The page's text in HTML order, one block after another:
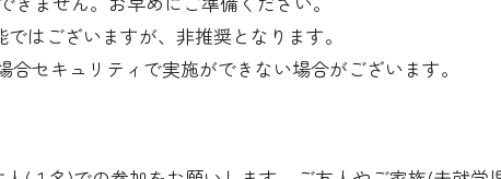
はございますが、非推奨となります。
セキュリティで実施ができない場合がございます。